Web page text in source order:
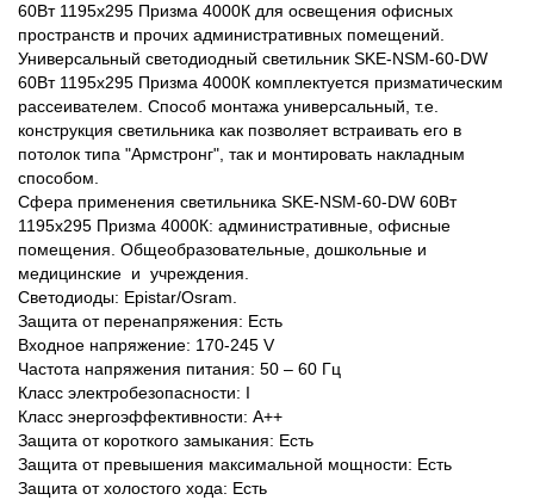
60Вт 1195x295 Призма 4000К для освещения офисных
пространств и прочих административных помещений.
Универсальный светодиодный светильник SKE-NSM-60-DW
60Вт 1195x295 Призма 4000К комплектуется призматическим
рассеивателем. Способ монтажа универсальный, т.е.
конструкция светильника как позволяет встраивать его в
потолок типа "Армстронг", так и монтировать накладным
способом.
Сфера применения светильника SKE-NSM-60-DW 60Вт
1195x295 Призма 4000К: административные, офисные
помещения. Общеобразовательные, дошкольные и
медицинские и учреждения.
Светодиоды: Epistar/Osram.
Защита от перенапряжения: Есть
Входное напряжение: 170-245 V
Частота напряжения питания: 50 – 60 Гц
Класс электробезопасности: I
Класс энергоэффективности: А++
Защита от короткого замыкания: Есть
Защита от превышения максимальной мощности: Есть
Защита от холостого хода: Есть